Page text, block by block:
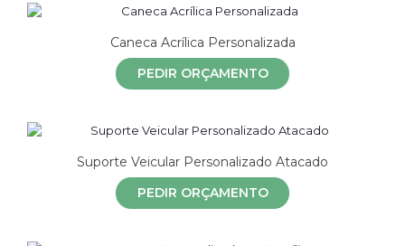
Caneca Acrílica Personalizada
PEDIR ORÇAMENTO
Suporte Veicular Personalizado Atacado
PEDIR ORÇAMENTO